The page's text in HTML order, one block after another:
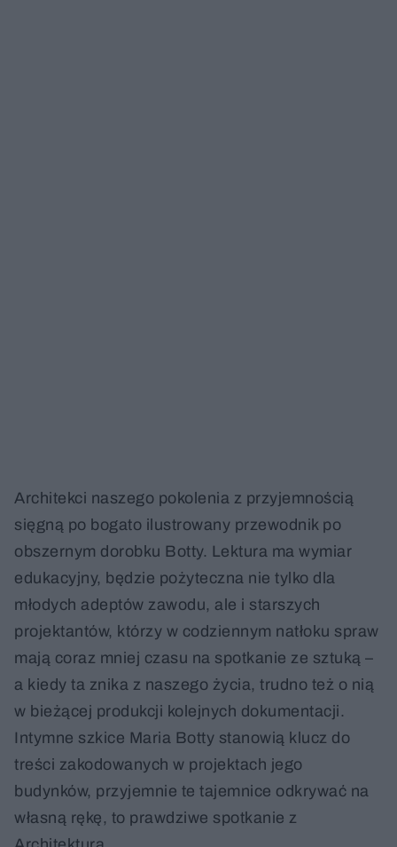
Architekci naszego pokolenia z przyjemnością
sięgną po bogato ilustrowany przewodnik po
obszernym dorobku Botty. Lektura ma wymiar
edukacyjny, będzie pożyteczna nie tylko dla
młodych adeptów zawodu, ale i starszych
projektantów, którzy w codziennym natłoku spraw
mają coraz mniej czasu na spotkanie ze sztuką –
a kiedy ta znika z naszego życia, trudno też o nią
w bieżącej produkcji kolejnych dokumentacji.
Intymne szkice Maria Botty stanowią klucz do
treści zakodowanych w projektach jego
budynków, przyjemnie te tajemnice odkrywać na
własną rękę, to prawdziwe spotkanie z